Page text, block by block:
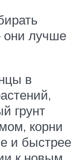
они лучше
в
грунт
корни
и быстрее